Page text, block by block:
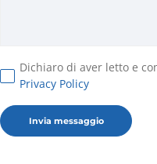
Dichiaro di aver letto e
Privacy Policy